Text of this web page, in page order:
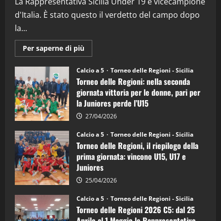
08/04/2026
d'Italia. È stato questo il verdetto del campo dopo
la...
Per saperne di più
informazioni
Torneo
delle
Regioni
di
calcio
a
5:
la
Juniores
è
vicecampione
d’Italia
Calcio a 5 Torneo delle Regioni - Sicilia
Torneo delle Regioni: nella seconda
giornata vittoria per le donne, pari per
la Juniores perde l’U15
27/04/2026
Calcio a 5 Torneo delle Regioni - Sicilia
Torneo delle Regioni, il riepilogo della
prima giornata: vincono U15, U17 e
Juniores
25/04/2026
Calcio a 5 Torneo delle Regioni - Sicilia
Torneo delle Regioni 2026 C5: dal 25